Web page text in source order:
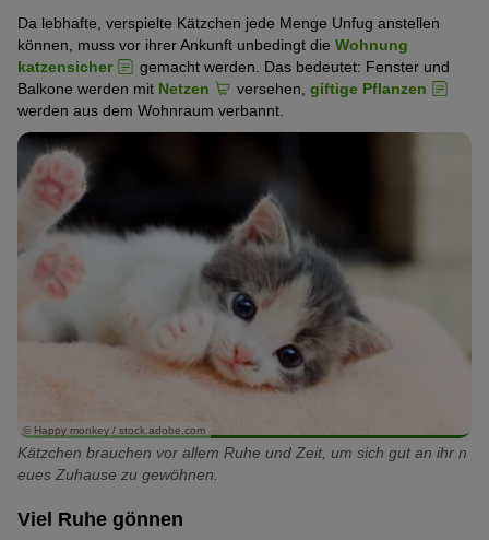
Da lebhafte, verspielte Kätzchen jede Menge Unfug anstellen
können, muss vor ihrer Ankunft unbedingt die Wohnung
katzensicher
gemacht werden. Das bedeutet: Fenster und
Balkone werden mit Netzen versehen, giftige Pflanzen
werden aus dem Wohnraum verbannt.
© Happy monkey / stock.adobe.com
Kätzchen brauchen vor allem Ruhe und Zeit, um sich gut an ihr n
eues Zuhause zu gewöhnen.
Viel Ruhe gönnen